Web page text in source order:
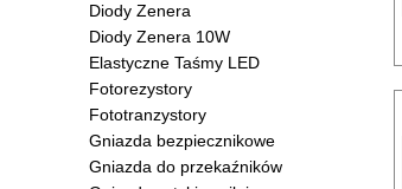
Diody Zenera
Diody Zenera 10W
Elastyczne Taśmy LED
Fotorezystory
Fototranzystory
Gniazda bezpiecznikowe
Gniazda do przekaźników